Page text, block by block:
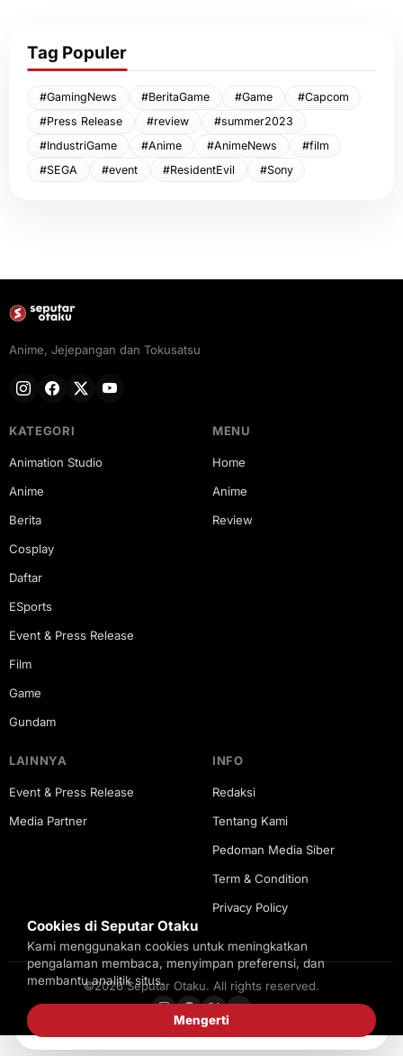
Tag Populer
#GamingNews #BeritaGame #Game
#Capcom
#Press Release
#review
#summer2023
#IndustriGame
#Anime #AnimeNews
#film
#SEGA
#event #ResidentEvil #Sony
Cookies di Seputar Otaku
Kami menggunakan cookies untuk meningkatkan
pengalaman membaca, menyimpan preferensi, dan
membantu analitik situs.
Mengerti
Anime, Jejepangan dan Tokusatsu
KATEGORI
Animation Studio
Anime
Berita
Cosplay
Daftar
ESports
Event & Press Release
Film
Game
Gundam
MENU
Home
Anime
Review
LAINNYA
Event & Press Release
Media Partner
INFO
Redaksi
Tentang Kami
Pedoman Media Siber
Term & Condition
Privacy Policy
©2026 Seputar Otaku. All rights reserved.